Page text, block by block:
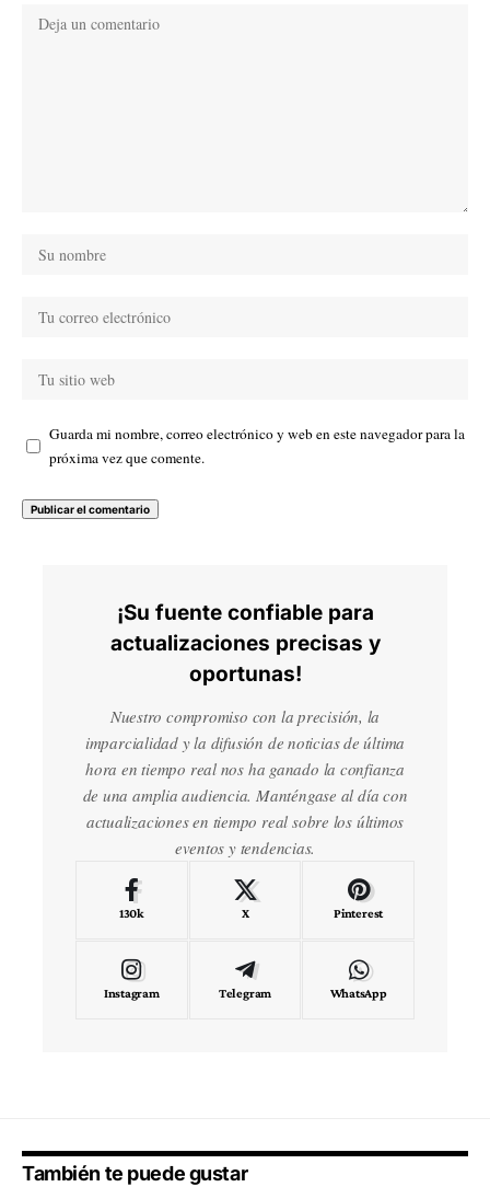
Guarda mi nombre, correo electrónico y web en este navegador para la
próxima vez que comente.
¡Su fuente confiable para
actualizaciones precisas y
oportunas!
Nuestro compromiso con la precisión, la
imparcialidad y la difusión de noticias de última
hora en tiempo real nos ha ganado la confianza
de una amplia audiencia. Manténgase al día con
actualizaciones en tiempo real sobre los últimos
eventos y tendencias.
130k X Pinterest
Instagram Telegram WhatsApp
También te puede gustar